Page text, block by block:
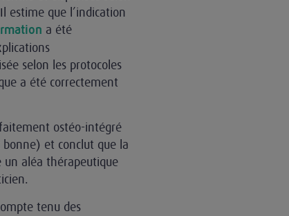
estime que l’indication
a été
selon les protocoles
a été correctement
ostéo-intégré
et conclut que la
un aléa thérapeutique
tenu des